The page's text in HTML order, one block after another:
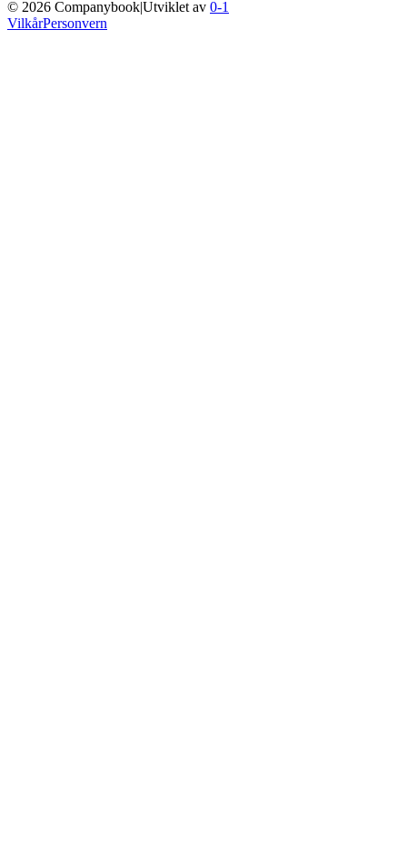
© 2026 Companybook|Utviklet av 0-1
VilkårPersonvern